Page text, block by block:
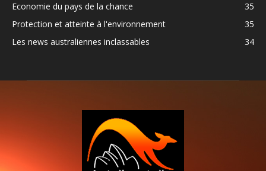
Economie du pays de la chance
35
Protection et atteinte à l'environnement
35
Les news australiennes inclassables
34